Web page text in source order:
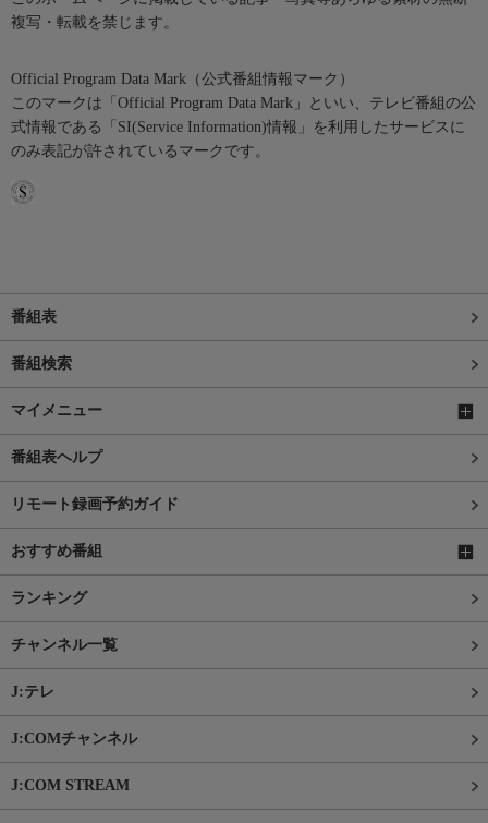
複写・転載を禁じます。
Official Program Data Mark（公式番組情報マーク）
このマークは「Official Program Data Mark」といい、テレビ番組の公
式情報である「SI(Service Information)情報」を利用したサービスに
のみ表記が許されているマークです。
番組表
番組検索
マイメニュー
番組表ヘルプ
リモート録画予約ガイド
おすすめ番組
ランキング
チャンネル一覧
J:テレ
J:COMチャンネル
J:COM STREAM